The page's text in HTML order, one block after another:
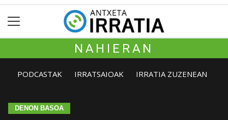
NAHIERAN
PODCASTAK IRRATSAIOAK IRRATIA ZUZENEAN
DENON BASOA